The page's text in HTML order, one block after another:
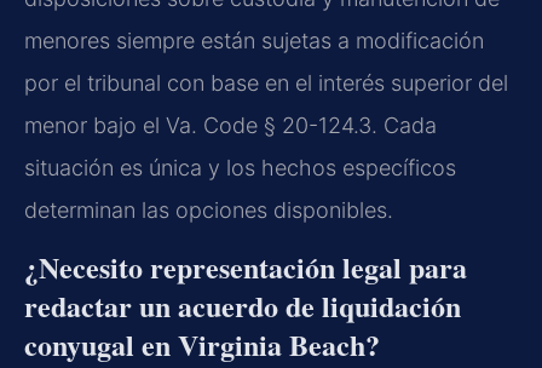
menores siempre están sujetas a modificación
por el tribunal con base en el interés superior del
menor bajo el Va. Code § 20-124.3. Cada
situación es única y los hechos específicos
determinan las opciones disponibles.
¿Necesito representación legal para
redactar un acuerdo de liquidación
conyugal en Virginia Beach?